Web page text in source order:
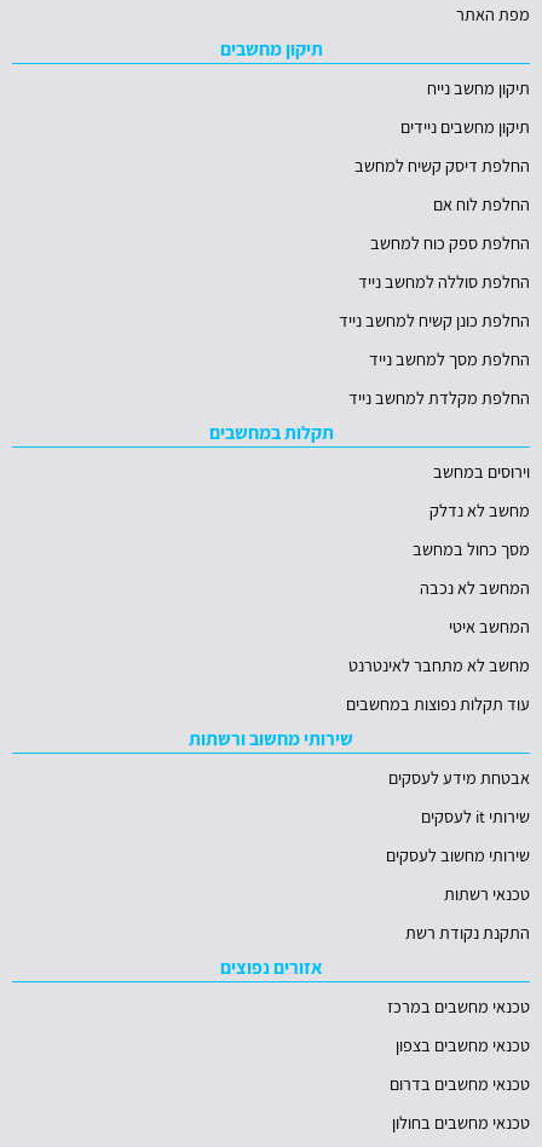
מפת האתר
תיקון מחשבים
תיקון מחשב נייח
תיקון מחשבים ניידים
החלפת דיסק קשיח למחשב
החלפת לוח אם
החלפת ספק כוח למחשב
החלפת סוללה למחשב נייד
החלפת כונן קשיח למחשב נייד
החלפת מסך למחשב נייד
החלפת מקלדת למחשב נייד
תקלות במחשבים
וירוסים במחשב
מחשב לא נדלק
מסך כחול במחשב
המחשב לא נכבה
המחשב איטי
מחשב לא מתחבר לאינטרנט
עוד תקלות נפוצות במחשבים
שירותי מחשוב ורשתות
אבטחת מידע לעסקים
שירותי it לעסקים
שירותי מחשוב לעסקים
טכנאי רשתות
התקנת נקודת רשת
אזורים נפוצים
טכנאי מחשבים במרכז
טכנאי מחשבים בצפון
טכנאי מחשבים בדרום
טכנאי מחשבים בחולון